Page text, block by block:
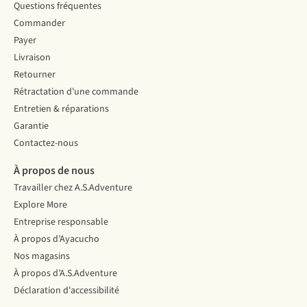
Questions fréquentes
Commander
Payer
Livraison
Retourner
Rétractation d'une commande
Entretien & réparations
Garantie
Contactez-nous
À propos de nous
Travailler chez A.S.Adventure
Explore More
Entreprise responsable
À propos d’Ayacucho
Nos magasins
À propos d’A.S.Adventure
Déclaration d'accessibilité